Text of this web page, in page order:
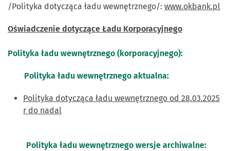
/Polityka dotycząca ładu wewnętrznego/: www.okbank.pl
Oświadczenie dotyczące Ładu Korporacyjnego
Polityka ładu wewnętrznego (korporacyjnego):
Polityka ładu wewnętrznego aktualna:
Polityka dotycząca ładu wewnętrznego od 28.03.2025
r do nadal
Polityka ładu wewnętrznego wersje archiwalne: